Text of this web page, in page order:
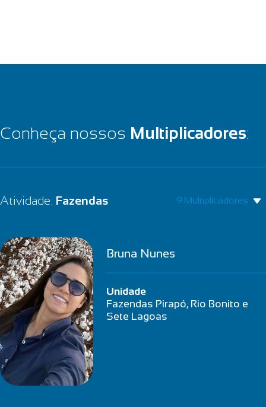
Conheça nossos Multiplicadores:
Atividade: Fazendas 9 Multiplicadores
Bruna Nunes
Unidade
Fazendas Pirapó, Rio Bonito e
Sete Lagoas